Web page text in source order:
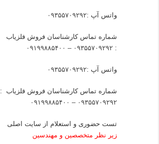
واتس آپ :۰۹۳۵۵۷۰۹۲۹۲
شماره تماس کارشناسان فروش فلزیاب
:۰۹۳۵۵۷۰۹۲۹۲ – ۰۹۱۹۹۸۸۵۴۰۰
واتس آپ :۰۹۳۵۵۷۰۹۲۹۲
شماره تماس کارشناسان فروش فلزیاب :
۰۹۳۵۵۷۰۹۲۹۲ – ۰۹۱۹۹۸۸۵۴۰۰
تست حضوری و استعلام از سایت اصلی
زیر نظر متخصصین و مهندسین